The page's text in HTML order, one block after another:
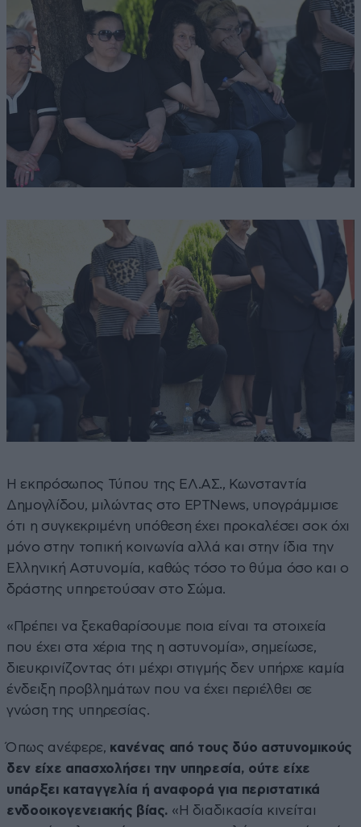
Η εκπρόσωπος Τύπου της ΕΛ.ΑΣ., Κωνσταντία
Δημογλίδου, μιλώντας στο ΕΡΤNews, υπογράμμισε
ότι η συγκεκριμένη υπόθεση έχει προκαλέσει σοκ όχι
μόνο στην τοπική κοινωνία αλλά και στην ίδια την
Ελληνική Αστυνομία, καθώς τόσο το θύμα όσο και ο
δράστης υπηρετούσαν στο Σώμα.
«Πρέπει να ξεκαθαρίσουμε ποια είναι τα στοιχεία
που έχει στα χέρια της η αστυνομία», σημείωσε,
διευκρινίζοντας ότι μέχρι στιγμής δεν υπήρχε καμία
ένδειξη προβλημάτων που να έχει περιέλθει σε
γνώση της υπηρεσίας.
Όπως ανέφερε, κανένας από τους δύο αστυνομικούς
δεν είχε απασχολήσει την υπηρεσία, ούτε είχε
υπάρξει καταγγελία ή αναφορά για περιστατικά
ενδοοικογενειακής βίας. «Η διαδικασία κινείται